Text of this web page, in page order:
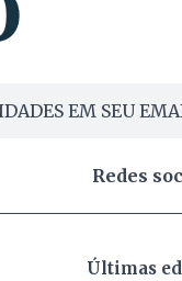
EM SEU
Redes
Últimas